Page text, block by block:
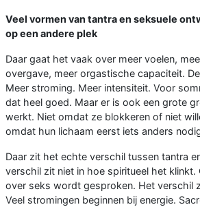
Veel vormen van tantra en seksuele
op een andere plek
Daar gaat het vaak over meer voelen,
overgave, meer orgastische capaciteit.
Meer stroming. Meer intensiteit. Voor
dat heel goed. Maar er is ook een grote
werkt. Niet omdat ze blokkeren of niet
omdat hun lichaam eerst iets anders
Daar zit het echte verschil tussen tantra
verschil zit niet in hoe spiritueel het klinkt.
over seks wordt gesproken. Het verschil
Veel stromingen beginnen bij energie.